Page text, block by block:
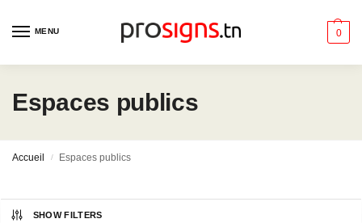
MENU 0
Espaces publics
Accueil / Espaces publics
SHOW FILTERS